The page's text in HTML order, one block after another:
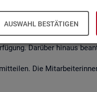
AUSWAHL BESTÄTIGEN
der Sta­tis­tik und
Dar­über hin­aus
Die